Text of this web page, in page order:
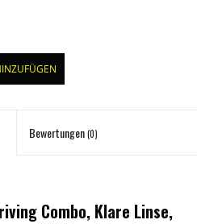
Bewertungen(0)
Combo, Klare Linse,